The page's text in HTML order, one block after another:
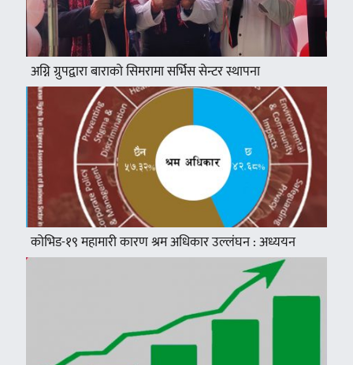
अग्नि ग्रुपद्वारा बाराको सिमरामा सर्भिस सेन्टर स्थापना
कोभिड-१९ महामारी कारण श्रम अधिकार उल्लंघन : अध्ययन